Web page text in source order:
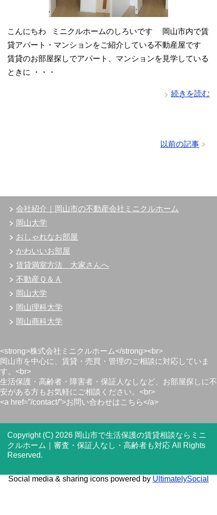
こんにちわ ミニクルホームのしろいです 岡山市内で賃
貸アパート・マンションをご紹介している不動産屋です
賃貸のお部屋探しでアパート、マンションを見学している
ときに ・・・
続きを読む
以前の記事
会社紹介｜岡山市の不動産会社ミニクルホーム
岡山大学
おしゃれなお部屋
かわいいお部屋
賃貸満室方法 大家さんへ
不動産Ｑ＆Ａ
岡山大学
岡山理科大学
岡山商科大学
<strong>株式会社ミニクルホーム</strong><br>
岡山市を中心に、賃貸・売買・管理のご相談に対応していま
す。<br>
生活保護・高齢者・障害者・保証人なしなど、お部屋探しに不
安がある方もお気軽にご相談ください。<br>
<a href=”/contact/”>お問い合わせはこちら</a>
Copyright (C) 2026 岡山市で生活保護の賃貸相談ならミニ
クルホーム｜審査・保証人なし・高齢者も対応 All Rights
Reserved.
Social media & sharing icons powered by UltimatelySocial